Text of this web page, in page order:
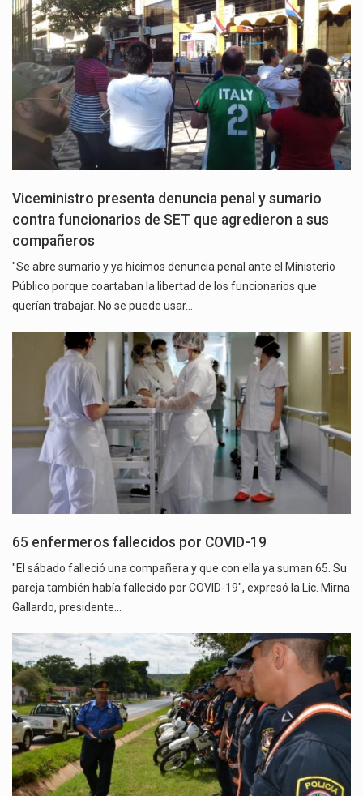
Viceministro presenta denuncia penal y sumario
contra funcionarios de SET que agredieron a sus
compañeros
"Se abre sumario y ya hicimos denuncia penal ante el Ministerio
Público porque coartaban la libertad de los funcionarios que
querían trabajar. No se puede usar…
65 enfermeros fallecidos por COVID-19
"El sábado falleció una compañera y que con ella ya suman 65. Su
pareja también había fallecido por COVID-19", expresó la Lic. Mirna
Gallardo, presidente…